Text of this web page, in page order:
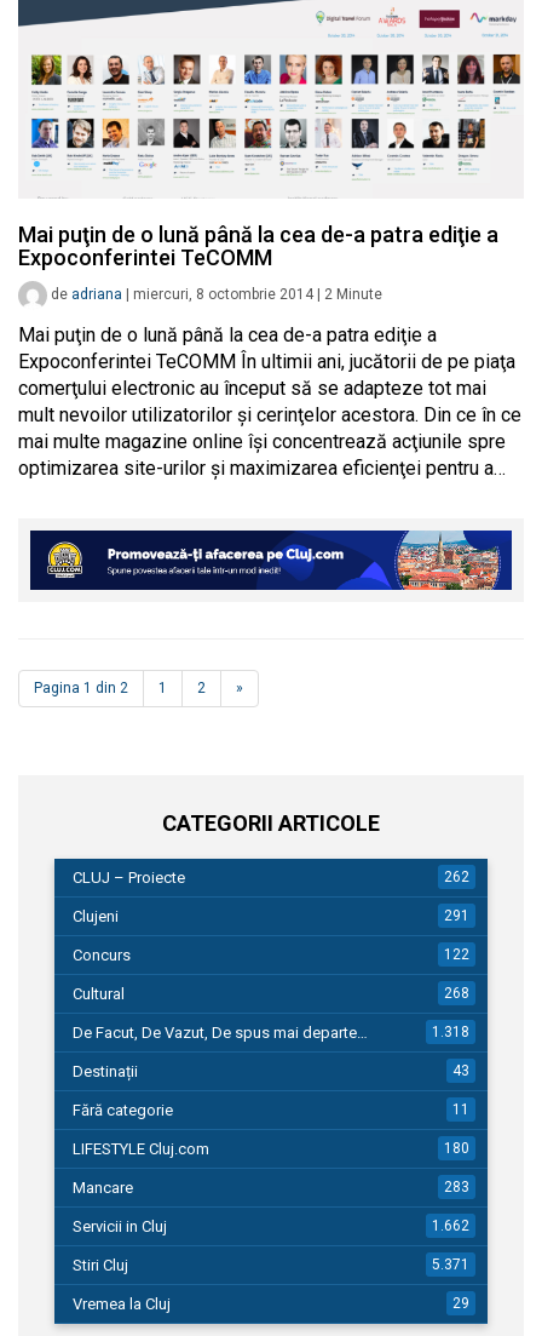
Mai puţin de o lună până la cea de-a patra ediţie a
Expoconferintei TeCOMM
de adriana miercuri, 8 octombrie 2014 2 Minute
Mai puţin de o lună până la cea de-a patra ediţie a
Expoconferintei TeCOMM În ultimii ani, jucătorii de pe piaţa
comerţului electronic au început să se adapteze tot mai
mult nevoilor utilizatorilor şi cerinţelor acestora. Din ce în ce
mai multe magazine online îşi concentrează acţiunile spre
optimizarea site-urilor şi maximizarea eficienţei pentru a…
Pagina 1 din 2 1 2 »
CATEGORII ARTICOLE
CLUJ – Proiecte 262
Clujeni 291
Concurs 122
Cultural 268
De Facut, De Vazut, De spus mai departe… 1.318
Destinații 43
Fără categorie 11
LIFESTYLE Cluj.com 180
Mancare 283
Servicii in Cluj 1.662
Stiri Cluj 5.371
Vremea la Cluj 29